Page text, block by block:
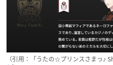
（引用：「うたの☆プリンスさまっ♪